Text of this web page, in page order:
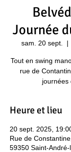
Journée
sam. 20 sept.
  |
Tout en swing
rue de
journées
Heure et lieu
20 sept. 2025,
Rue de
59350 Saint-